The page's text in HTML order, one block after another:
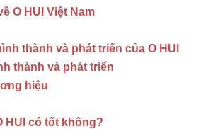
O HUI Việt Nam
thành và phát triển của O HUI
thành và phát triển
hiệu
HUI có tốt không?